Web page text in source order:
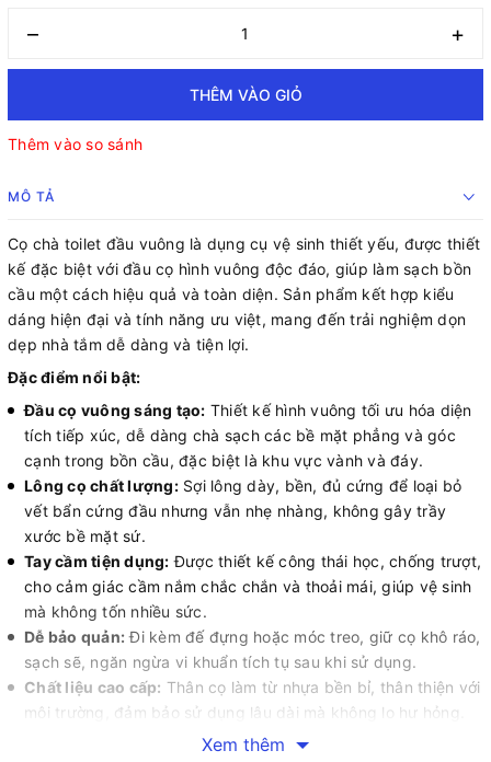
– +
THÊM VÀO GIỎ
Thêm vào so sánh
MÔ TẢ
Cọ chà toilet đầu vuông là dụng cụ vệ sinh thiết yếu, được thiết
kế đặc biệt với đầu cọ hình vuông độc đáo, giúp làm sạch bồn
cầu một cách hiệu quả và toàn diện. Sản phẩm kết hợp kiểu
dáng hiện đại và tính năng ưu việt, mang đến trải nghiệm dọn
dẹp nhà tắm dễ dàng và tiện lợi.
Đặc điểm nổi bật:
Đầu cọ vuông sáng tạo: Thiết kế hình vuông tối ưu hóa diện
tích tiếp xúc, dễ dàng chà sạch các bề mặt phẳng và góc
cạnh trong bồn cầu, đặc biệt là khu vực vành và đáy.
Lông cọ chất lượng:Sợi lông dày, bền, đủ cứng để loại bỏ
vết bẩn cứng đầu nhưng vẫn nhẹ nhàng, không gây trầy
xước bề mặt sứ.
Tay cầm tiện dụng: Được thiết kế công thái học, chống trượt,
cho cảm giác cầm nắm chắc chắn và thoải mái, giúp vệ sinh
mà không tốn nhiều sức.
Dễ bảo quản:Đi kèm đế đựng hoặc móc treo, giữ cọ khô ráo,
sạch sẽ, ngăn ngừa vi khuẩn tích tụ sau khi sử dụng.
Chất liệu cao cấp: Thân cọ làm từ nhựa bền bỉ, thân thiện với
môi trường, đảm bảo sử dụng lâu dài mà không lo hư hỏng.
Cọ chà toilet đầu vuông là lựa chọn lý tưởng cho mọi gia đình,
Xem thêm